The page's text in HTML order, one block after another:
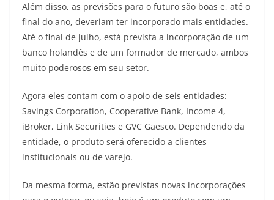
Além disso, as previsões para o futuro são boas e, até o
final do ano, deveriam ter incorporado mais entidades.
Até o final de julho, está prevista a incorporação de um
banco holandês e de um formador de mercado, ambos
muito poderosos em seu setor.
Agora eles contam com o apoio de seis entidades:
Savings Corporation, Cooperative Bank, Income 4,
iBroker, Link Securities e GVC Gaesco. Dependendo da
entidade, o produto será oferecido a clientes
institucionais ou de varejo.
Da mesma forma, estão previstas novas incorporações